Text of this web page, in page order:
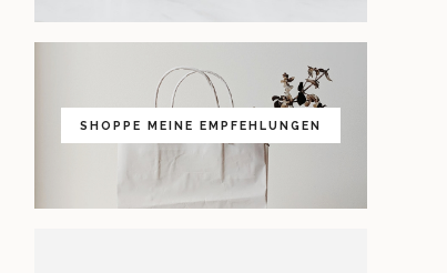
SHOPPE MEINE EMPFEHLUNGEN